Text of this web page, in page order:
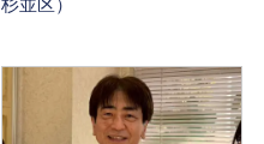
杉並区）